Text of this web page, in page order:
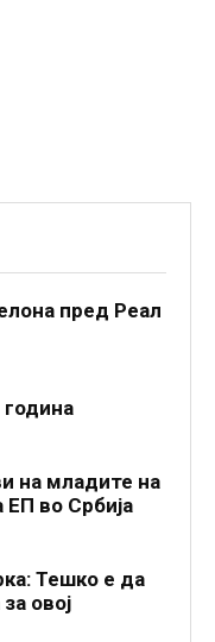
пред Реал
на младите на
во Србија
Тешко е да
овој